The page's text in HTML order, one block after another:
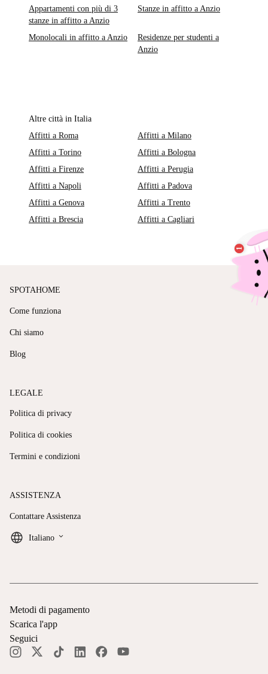
Appartamenti con più di 3
stanze in affitto a Anzio
Stanze in affitto a Anzio
Monolocali in affitto a Anzio
Residenze per studenti a
Anzio
Altre città in Italia
Affitti a Roma
Affitti a Milano
Affitti a Torino
Affitti a Bologna
Affitti a Firenze
Affitti a Perugia
Affitti a Napoli
Affitti a Padova
Affitti a Genova
Affitti a Trento
Affitti a Brescia
Affitti a Cagliari
SPOTAHOME
Come funziona
Chi siamo
Blog
LEGALE
Politica di privacy
Politica di cookies
Termini e condizioni
ASSISTENZA
Contattare Assistenza
Italiano keyboard_arrow_down
Metodi di pagamento
Scarica l'app
Seguici